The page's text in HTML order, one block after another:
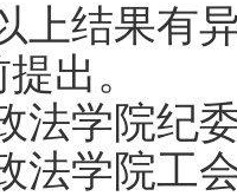
上结果有
出。
法学院纪
法学院工